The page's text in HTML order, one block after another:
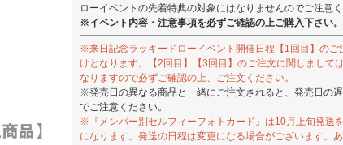
ローイベントの先着特典の対象にはなりませんのでご注意く
※イベント内容・注意事項を必ずご確認の上ご購入下さい。
※来日記念ラッキードローイベント開催日程【1回目】のご
けとなります。【2回目】【3回目】のご注文に関しましては
なりますので必ずご確認の上、ご注文ください。
※発売日の異なる商品と一緒にご注文されると、発売日の
でご注意ください。
※『メンバー別セルフィーフォトカード』は10月上旬発送
になります。発送の日程は変更になる場合がございます。